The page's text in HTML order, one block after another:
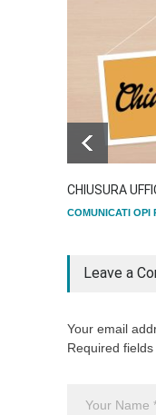
CHIUSURA
COMUNICATI OPI
Leave a
Your email
Required